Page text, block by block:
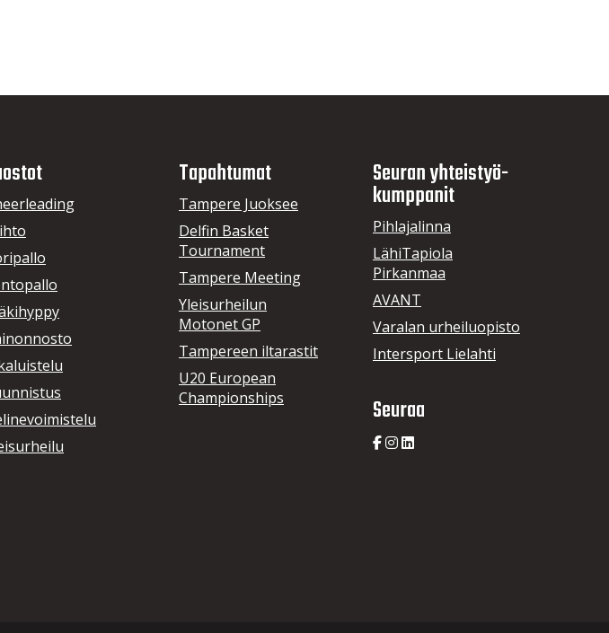
Tapahtumat
Tampere Juoksee
Delfin Basket
Tournament
Tampere Meeting
Yleisurheilun
Motonet GP
Tampereen iltarastit
U20 European
Championships
Seuran yhteistyö­
kumppanit
Pihlajalinna
LähiTapiola
Pirkanmaa
AVANT
Varalan urheiluopisto
Intersport Lielahti
Seuraa